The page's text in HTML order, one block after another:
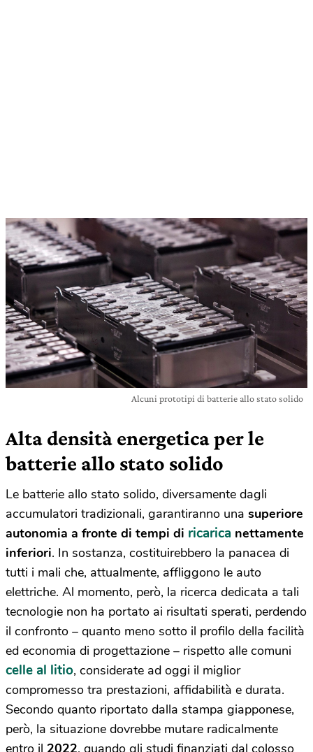
Alcuni prototipi di batterie allo stato solido
Alta densità energetica per le
batterie allo stato solido
Le batterie allo stato solido, diversamente dagli
accumulatori tradizionali, garantiranno una superiore
autonomia a fronte di tempi di ricarica nettamente
inferiori. In sostanza, costituirebbero la panacea di
tutti i mali che, attualmente, affliggono le auto
elettriche. Al momento, però, la ricerca dedicata a tali
tecnologie non ha portato ai risultati sperati, perdendo
il confronto – quanto meno sotto il profilo della facilità
ed economia di progettazione – rispetto alle comuni
celle al litio, considerate ad oggi il miglior
compromesso tra prestazioni, affidabilità e durata.
Secondo quanto riportato dalla stampa giapponese,
però, la situazione dovrebbe mutare radicalmente
entro il 2022, quando gli studi finanziati dal colosso